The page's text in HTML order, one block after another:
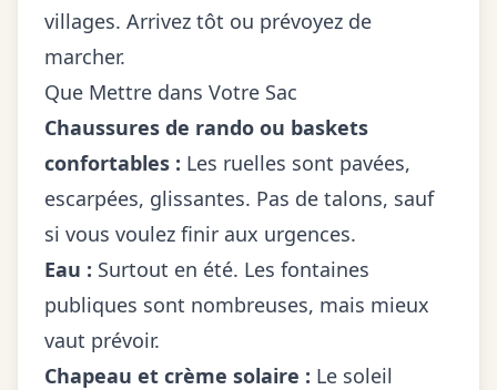
villages. Arrivez tôt ou prévoyez de
marcher.
Que Mettre dans Votre Sac
Chaussures de rando ou baskets
confortables : Les ruelles sont pavées,
escarpées, glissantes. Pas de talons, sauf
si vous voulez finir aux urgences.
Eau : Surtout en été. Les fontaines
publiques sont nombreuses, mais mieux
vaut prévoir.
Chapeau et crème solaire : Le soleil